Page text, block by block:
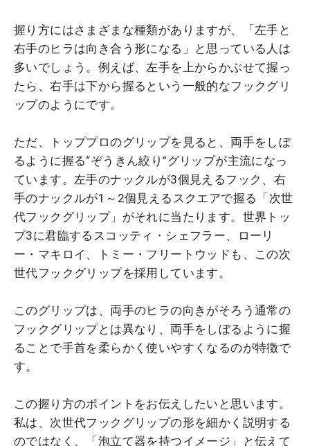
握り方にはさまざまな種類がありますが、「左手と
右手のヒラは向き合う形になる」と思っている人は
多いでしょう。例えば、左手を上からかぶせて握っ
たら、右手は下から握るという一般的なフックグリ
ップのようにです。
ただ、トッププロのグリップを見ると、両手をしぼ
るように握る“ぞうきん絞り”グリップが主流になっ
ています。左手のナックルが3個見えるフック、右
手のナックルが1～2個見えるスクエアで握る「次世
代フックグリップ」がそれに当たります。世界トッ
プ3に君臨するスコッティ・シェフラー、ローリ
ー・マキロイ、トミー・フリートウッドも、この次
世代フックグリップを採用しています。
このグリップは、両手のヒラの向きがそろう通常の
フックグリップとは異なり、両手をしぼるように握
ることで手首を柔らかく使いやすくなるのが特徴で
す。
この握り方のポイントをお伝えしたいと思います。
私は、次世代フックグリップの形を細かく説明する
のではなく、「泡立て器を持つイメージ」と伝えて